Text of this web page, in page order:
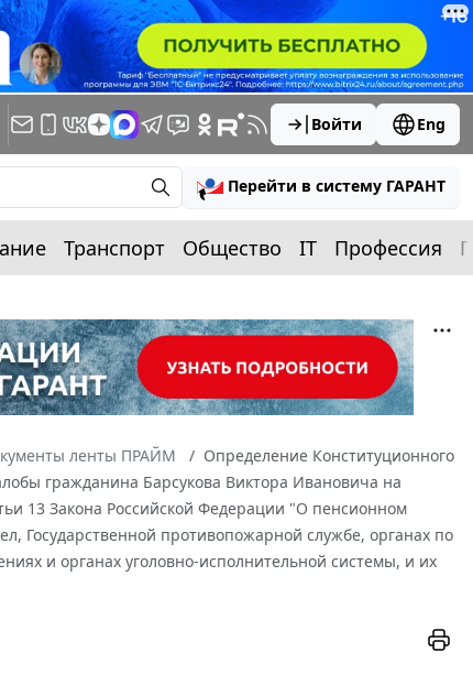
Войти Eng
Перейти в систему ГАРАНТ
Транспорт Общество IT Профессия
ленты ПРАЙМ
Определение Конституционного
гражданина Барсукова Виктора Ивановича на
13 Закона Российской Федерации "О пенсионном
Государственной противопожарной службе, органах по
и органах уголовно-исполнительной системы, и их